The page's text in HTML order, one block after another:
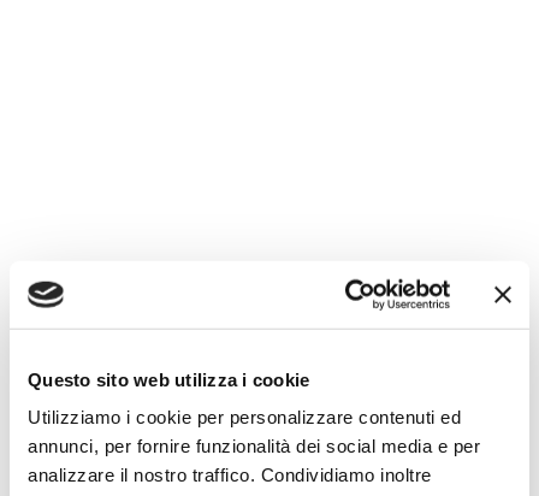
Questo sito web utilizza i cookie
Utilizziamo i cookie per personalizzare contenuti ed
annunci, per fornire funzionalità dei social media e per
analizzare il nostro traffico. Condividiamo inoltre